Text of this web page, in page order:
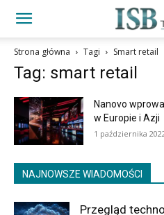
Strona główna Tagi Smart retail
Tag: smart retail
Nanovo
w Europie i Azji
1 października
NAJNOWSZE WIADOMOŚCI
Przegląd